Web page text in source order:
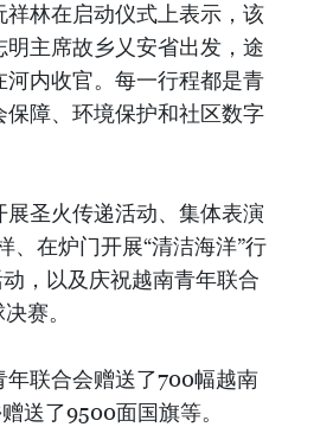
林在启动仪式上表示，该
主席故乡乂安省出发，途
内收官。每一行程都是青
障、环境保护和社区数字
圣火传递活动、集体表演
、在炉门开展“清洁海洋”行
，以及庆祝越南青年联合
赛。
联合会赠送了700幅越南
送了9500面国旗等。